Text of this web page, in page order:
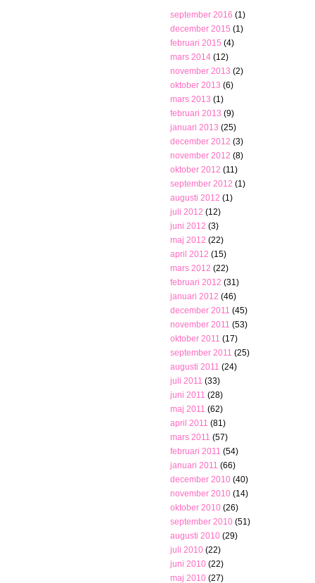
september 2016 (1)
december 2015 (1)
februari 2015 (4)
mars 2014 (12)
november 2013 (2)
oktober 2013 (6)
mars 2013 (1)
februari 2013 (9)
januari 2013 (25)
december 2012 (3)
november 2012 (8)
oktober 2012 (11)
september 2012 (1)
augusti 2012 (1)
juli 2012 (12)
juni 2012 (3)
maj 2012 (22)
april 2012 (15)
mars 2012 (22)
februari 2012 (31)
januari 2012 (46)
december 2011 (45)
november 2011 (53)
oktober 2011 (17)
september 2011 (25)
augusti 2011 (24)
juli 2011 (33)
juni 2011 (28)
maj 2011 (62)
april 2011 (81)
mars 2011 (57)
februari 2011 (54)
januari 2011 (66)
december 2010 (40)
november 2010 (14)
oktober 2010 (26)
september 2010 (51)
augusti 2010 (29)
juli 2010 (22)
juni 2010 (22)
maj 2010 (27)